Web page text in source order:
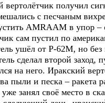
вертолётчик получил
с песчаным
АМRААМ в упор –
сам пустил по
ушёл от Р-62М, но без
сделал второй
на него. Иракский
пыли и песка – ракета
уже занял своё место в